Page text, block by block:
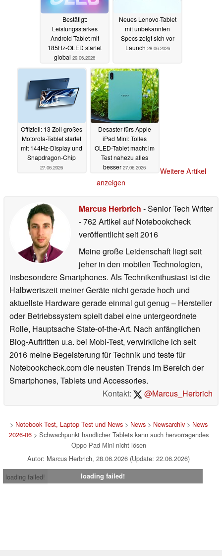
Bestätigt:
Leistungsstarkes
Android-Tablet mit
185Hz-OLED startet
global 29.06.2026
Neues Lenovo-Tablet
mit unbekannten
Specs zeigt sich vor
Launch 28.06.2026
Offiziell: 13 Zoll großes
Motorola-Tablet startet
mit 144Hz-Display und
Snapdragon-Chip
27.06.2026
Desaster fürs Apple
iPad Mini: Tolles
OLED-Tablet macht im
Test nahezu alles
besser 27.06.2026
Weitere Artikel
anzeigen
Marcus Herbrich - Senior Tech Writer
- 762 Artikel auf Notebookcheck
veröffentlichtseit 2016
Meine große Leidenschaft liegt seit
jeher in den mobilen Technologien,
insbesondere Smartphones. Als Technikenthusiast ist die
Halbwertszeit meiner Geräte nicht gerade hoch und
aktuellste Hardware gerade einmal gut genug – Hersteller
oder Betriebssystem spielt dabei eine untergeordnete
Rolle, Hauptsache State-of-the-Art. Nach anfänglichen
Blog-Auftritten u.a. bei Mobi-Test, verwirkliche ich seit
2016 meine Begeisterung für Technik und teste für
Notebookcheck.com die neusten Trends im Bereich der
Smartphones, Tablets und Accessories.
Kontakt:
@Marcus_Herbrich
> Notebook Test, Laptop Test und News> News> Newsarchiv> News
2026-06> Schwachpunkt handlicher Tablets kann auch hervorragendes
Oppo Pad Mini nicht lösen
Autor: Marcus Herbrich, 28.06.2026 (Update: 22.06.2026)
loading failed!
loading failed!